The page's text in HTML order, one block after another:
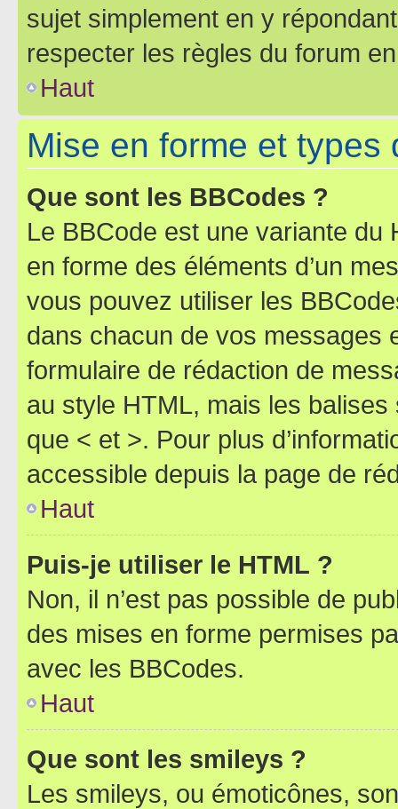
sujet simplement en y
respecter les règles du forum
Haut
Mise en forme et types
Que sont les BBCodes ?
Le BBCode est une variante du
en forme des éléments d’un
vous pouvez utiliser les
dans chacun de vos messages
formulaire de rédaction de
au style HTML, mais les
que < et >. Pour plus
accessible depuis la page de
Haut
Puis-je utiliser le HTML ?
Non, il n’est pas possible de
des mises en forme permises
avec les BBCodes.
Haut
Que sont les smileys ?
Les smileys, ou émoticônes,